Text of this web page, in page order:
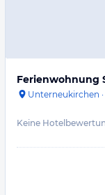
Ferienwohnung
Unterneukirchen ·
Keine